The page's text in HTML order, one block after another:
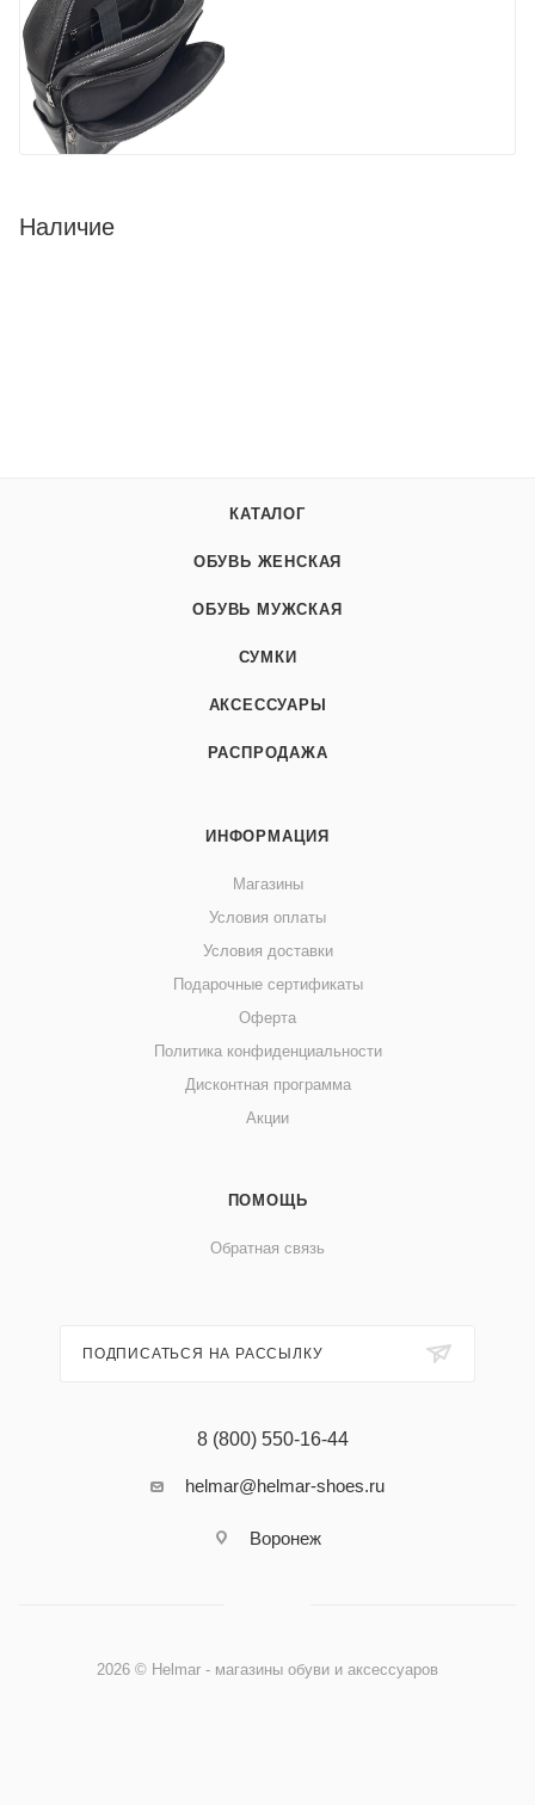
Наличие
КАТАЛОГ
ОБУВЬ ЖЕНСКАЯ
ОБУВЬ МУЖСКАЯ
СУМКИ
АКСЕССУАРЫ
РАСПРОДАЖА
ИНФОРМАЦИЯ
Магазины
Условия оплаты
Условия доставки
Подарочные сертификаты
Оферта
Политика конфиденциальности
Дисконтная программа
Акции
ПОМОЩЬ
Обратная связь
ПОДПИСАТЬСЯ НА РАССЫЛКУ
8 (800) 550-16-44
helmar@helmar-shoes.ru
Воронеж
2026 © Helmar - магазины обуви и аксессуаров